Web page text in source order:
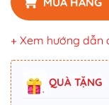
+ Xem hướng dẫn
QUÀ TẶNG